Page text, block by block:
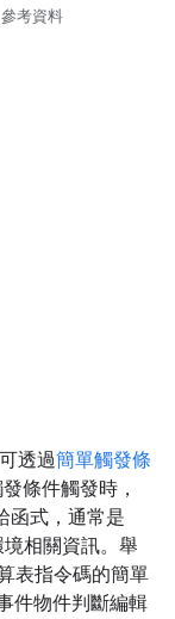
參考資料
透過簡單觸發條
條件觸發時，
函式，通常是
相關資訊。舉
表指令碼的簡單
件物件判斷編輯